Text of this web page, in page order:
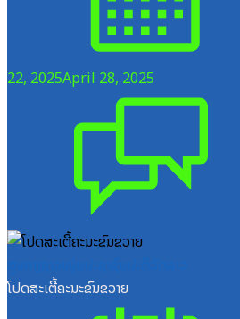
22, 2025April 28, 2025
ໂປດສະເຕີ້ຄະນະຂົນຂວາຍ